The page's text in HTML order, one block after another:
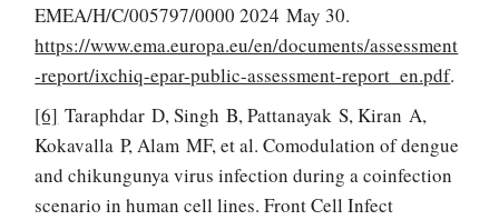
EMEA/H/C/005797/0000 2024 May 30.
https://www.ema.europa.eu/en/documents/assessment
-report/ixchiq-epar-public-assessment-report_en.pdf.
[6] Taraphdar D, Singh B, Pattanayak S, Kiran A,
Kokavalla P, Alam MF, et al. Comodulation of dengue
and chikungunya virus infection during a coinfection
scenario in human cell lines. Front Cell Infect